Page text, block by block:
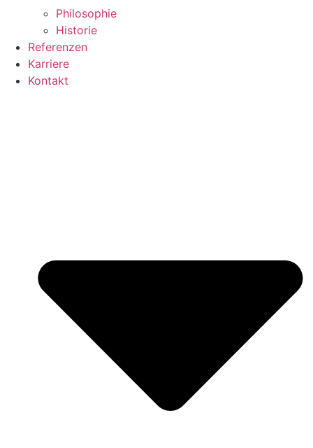
Philosophie
Historie
Referenzen
Karriere
Kontakt